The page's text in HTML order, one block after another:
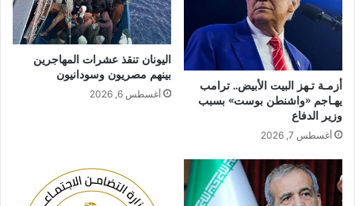
أزمـة تـهز البيت الأبيض.. ترامب
يهـاجم «واشنطن بوست» بسبب
وزير الدفاع
أغسطس 7, 2026
اليونان تنقذ عشرات المهاجرين
بينهم مصريون وسودانيون
أغسطس 6, 2026